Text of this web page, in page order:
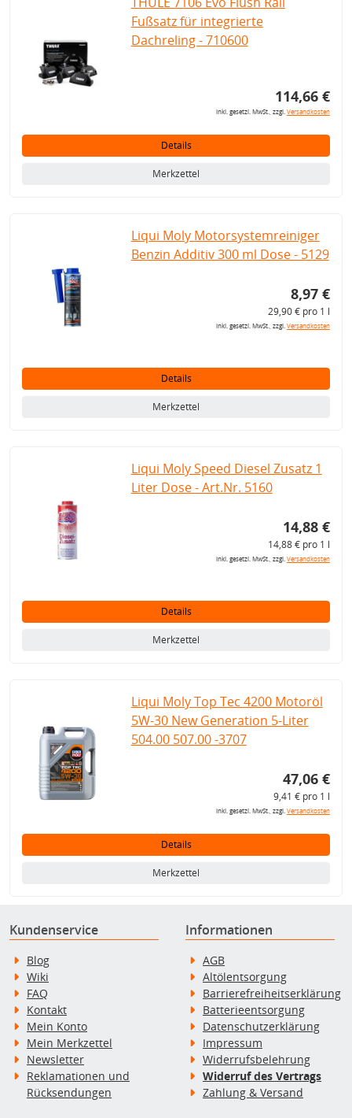
Fußsatz für integrierte
Dachreling - 710600
114,66 €
inkl. gesetzl. MwSt., zzgl.Versandkosten
Details
Merkzettel
Liqui Moly Motorsystemreiniger
Benzin Additiv 300 ml Dose - 5129
8,97 €
29,90 € pro 1 l
inkl. gesetzl. MwSt., zzgl.Versandkosten
Details
Merkzettel
Liqui Moly Speed Diesel Zusatz 1
Liter Dose - Art.Nr. 5160
14,88 €
14,88 € pro 1 l
inkl. gesetzl. MwSt., zzgl.Versandkosten
Details
Merkzettel
Liqui Moly Top Tec 4200 Motoröl
5W-30 New Generation 5-Liter
504.00 507.00 -3707
47,06 €
9,41 € pro 1 l
inkl. gesetzl. MwSt., zzgl.Versandkosten
Details
Merkzettel
Kundenservice
Blog
Wiki
FAQ
Kontakt
Mein Konto
Mein Merkzettel
Newsletter
Reklamationen und
Rücksendungen
Informationen
AGB
Altölentsorgung
Barrierefreiheitserklärung
Batterieentsorgung
Datenschutzerklärung
Impressum
Widerrufsbelehrung
Widerruf des Vertrags
Zahlung & Versand